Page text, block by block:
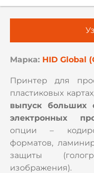
Марка: HID Global
Принтер для
пластиковых
выпуск больших
электронных
опции –
форматов,
защиты
изображения).